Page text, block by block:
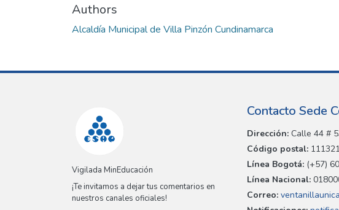
Authors
Alcaldía Municipal de Villa Pinzón Cundinamarca
Vigilada MinEducación
¡Te invitamos a dejar tus comentarios en
nuestros canales oficiales!
Contacto Sede
Dirección: Calle 44 #
Código postal: 111321
Línea Bogotá: (+57)
Línea Nacional:
Correo: